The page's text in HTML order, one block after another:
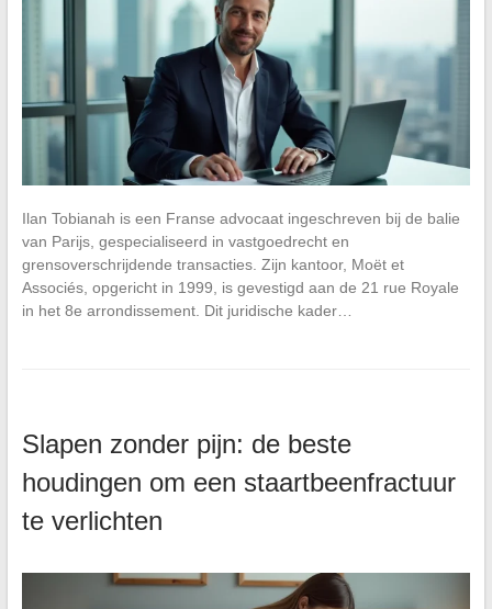
Ilan Tobianah is een Franse advocaat ingeschreven bij de balie
van Parijs, gespecialiseerd in vastgoedrecht en
grensoverschrijdende transacties. Zijn kantoor, Moët et
Associés, opgericht in 1999, is gevestigd aan de 21 rue Royale
in het 8e arrondissement. Dit juridische kader…
Slapen zonder pijn: de beste
houdingen om een staartbeenfractuur
te verlichten